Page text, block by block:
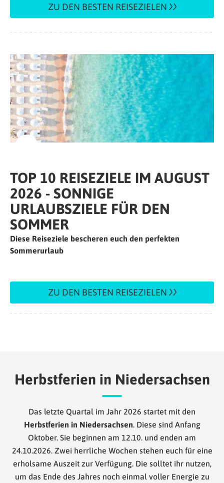
ZU DEN BESTEN REISEZIELEN
TOP 10 REISEZIELE IM AUGUST
2026 - SONNIGE
URLAUBSZIELE FÜR DEN
SOMMER
Diese Reiseziele bescheren euch den perfekten
Sommerurlaub
ZU DEN BESTEN REISEZIELEN
Herbstferien in Niedersachsen
Das letzte Quartal im Jahr 2026 startet mit den
Herbstferien in Niedersachsen. Diese sind Anfang
Oktober. Sie beginnen am 12.10. und enden am
24.10.2026. Zwei herrliche Wochen stehen euch für eine
erholsame Auszeit zur Verfügung. Die solltet ihr nutzen,
um das Ende des Jahres noch einmal voller Energie zu